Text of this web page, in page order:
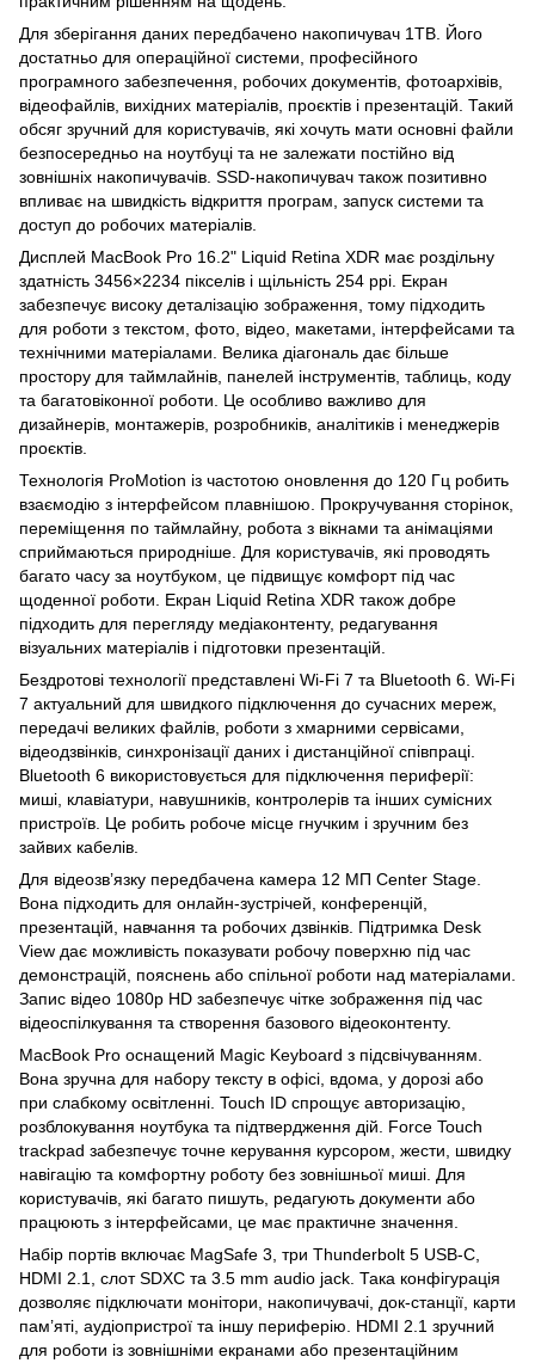
Для зберігання даних передбачено накопичувач 1TB. Його
достатньо для операційної системи, професійного
програмного забезпечення, робочих документів, фотоархівів,
відеофайлів, вихідних матеріалів, проєктів і презентацій. Такий
обсяг зручний для користувачів, які хочуть мати основні файли
безпосередньо на ноутбуці та не залежати постійно від
зовнішніх накопичувачів. SSD-накопичувач також позитивно
впливає на швидкість відкриття програм, запуск системи та
доступ до робочих матеріалів.
Дисплей MacBook Pro 16.2" Liquid Retina XDR має роздільну
здатність 3456×2234 пікселів і щільність 254 ppi. Екран
забезпечує високу деталізацію зображення, тому підходить
для роботи з текстом, фото, відео, макетами, інтерфейсами та
технічними матеріалами. Велика діагональ дає більше
простору для таймлайнів, панелей інструментів, таблиць, коду
та багатовіконної роботи. Це особливо важливо для
дизайнерів, монтажерів, розробників, аналітиків і менеджерів
проєктів.
Технологія ProMotion із частотою оновлення до 120 Гц робить
взаємодію з інтерфейсом плавнішою. Прокручування сторінок,
переміщення по таймлайну, робота з вікнами та анімаціями
сприймаються природніше. Для користувачів, які проводять
багато часу за ноутбуком, це підвищує комфорт під час
щоденної роботи. Екран Liquid Retina XDR також добре
підходить для перегляду медіаконтенту, редагування
візуальних матеріалів і підготовки презентацій.
Бездротові технології представлені Wi-Fi 7 та Bluetooth 6. Wi-Fi
7 актуальний для швидкого підключення до сучасних мереж,
передачі великих файлів, роботи з хмарними сервісами,
відеодзвінків, синхронізації даних і дистанційної співпраці.
Bluetooth 6 використовується для підключення периферії:
миші, клавіатури, навушників, контролерів та інших сумісних
пристроїв. Це робить робоче місце гнучким і зручним без
зайвих кабелів.
Для відеозв’язку передбачена камера 12 МП Center Stage.
Вона підходить для онлайн-зустрічей, конференцій,
презентацій, навчання та робочих дзвінків. Підтримка Desk
View дає можливість показувати робочу поверхню під час
демонстрацій, пояснень або спільної роботи над матеріалами.
Запис відео 1080p HD забезпечує чітке зображення під час
відеоспілкування та створення базового відеоконтенту.
MacBook Pro оснащений Magic Keyboard з підсвічуванням.
Вона зручна для набору тексту в офісі, вдома, у дорозі або
при слабкому освітленні. Touch ID спрощує авторизацію,
розблокування ноутбука та підтвердження дій. Force Touch
trackpad забезпечує точне керування курсором, жести, швидку
навігацію та комфортну роботу без зовнішньої миші. Для
користувачів, які багато пишуть, редагують документи або
працюють з інтерфейсами, це має практичне значення.
Набір портів включає MagSafe 3, три Thunderbolt 5 USB-C,
HDMI 2.1, слот SDXC та 3.5 mm audio jack. Така конфігурація
дозволяє підключати монітори, накопичувачі, док-станції, карти
пам’яті, аудіопристрої та іншу периферію. HDMI 2.1 зручний
для роботи із зовнішніми екранами або презентаційним